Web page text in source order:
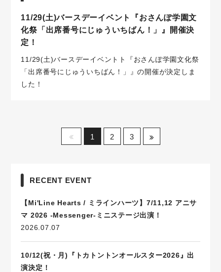
11/29(土)バースデーイベント『おさんぽ学園文
化祭「出席番号にじゅういちばん！」』開催決
定！
11/29(土)バースデーイベントト『おさんぽ学園文化祭
「出席番号にじゅういちばん！」』の開催が決定しま
した！
1 2 3
RECENT EVENT
【Mi'Line Hearts / ミラインハーツ】7/11,12 アニサ
マ 2026 -Messenger-ミニステージ出演！
2026.07.07
10/12(祝・月)『トカトントンオールスター2026』出
演決定！